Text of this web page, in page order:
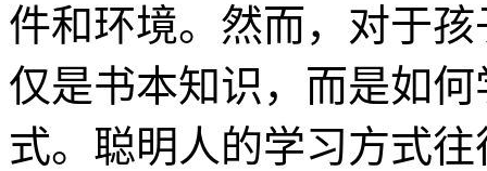
件和环境。然而，对于
仅是书本知识，而是如
式。聪明人的学习方式